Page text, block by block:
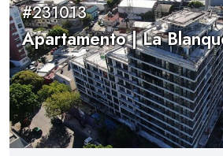
#231013
Apartamento | La